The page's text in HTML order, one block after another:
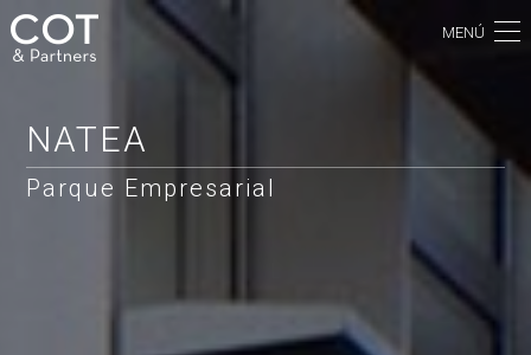
MENÚ
NATEA
Parque Empresarial